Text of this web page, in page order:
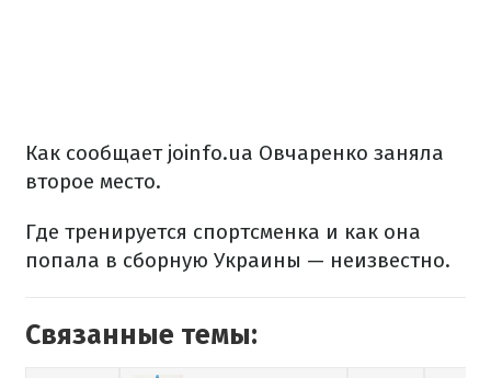
Как сообщает joinfo.ua Овчаренко заняла
второе место.
Где тренируется спортсменка и как она
попала в сборную Украины — неизвестно.
Связанные темы: